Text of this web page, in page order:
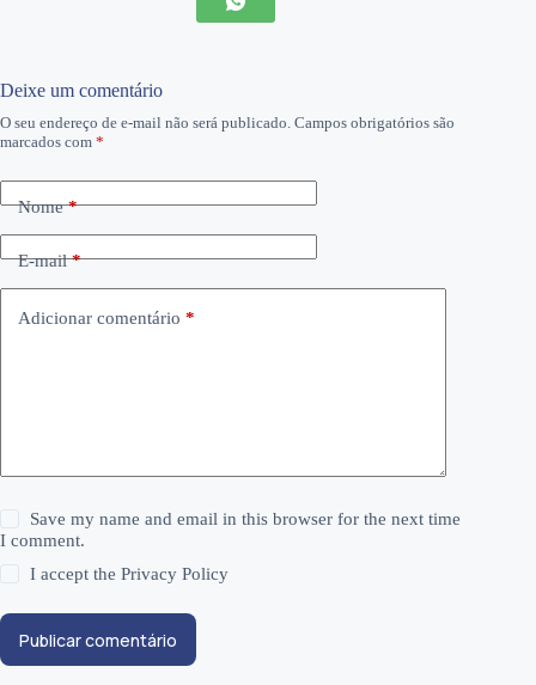
Deixe um comentário
O seu endereço de e-mail não será publicado. Campos obrigatórios são
marcados com *
Nome*
E-mail*
Adicionar comentário *
Save my name and email in this browser for the next time
I comment.
I accept thePrivacy Policy
Publicar comentário